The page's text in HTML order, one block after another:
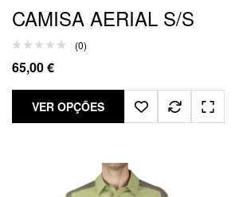
CAMISA AERIAL S/S
(0)
65,00€
VER OPÇÕES